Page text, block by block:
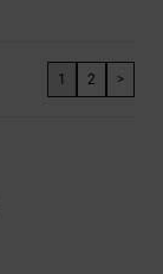
1 2 >